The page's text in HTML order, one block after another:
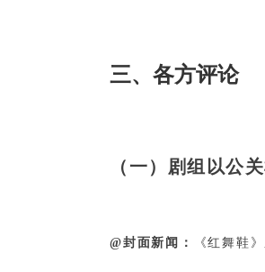
三、各方评论
（一） 剧组以公
@封面新闻： 《红舞鞋